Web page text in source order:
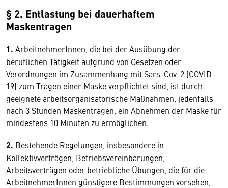
§ 2. Entlastung bei dauerhaftem
Maskentragen
1. ArbeitnehmerInnen, die bei der Ausübung der
beruflichen Tätigkeit aufgrund von Gesetzen oder
Verordnungen im Zusammenhang mit Sars-Cov-2 (COVID-
19) zum Tragen einer Maske verpflichtet sind, ist durch
geeignete arbeitsorganisatorische Maßnahmen, jedenfalls
nach 3 Stunden Maskentragen, ein Abnehmen der Maske für
mindestens 10 Minuten zu ermöglichen.
2. Bestehende Regelungen, insbesondere in
Kollektivverträgen, Betriebsvereinbarungen,
Arbeitsverträgen oder betriebliche Übungen, die für die
ArbeitnehmerInnen günstigere Bestimmungen vorsehen,